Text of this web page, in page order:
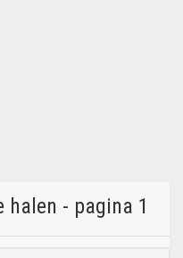
halen - pagina 1